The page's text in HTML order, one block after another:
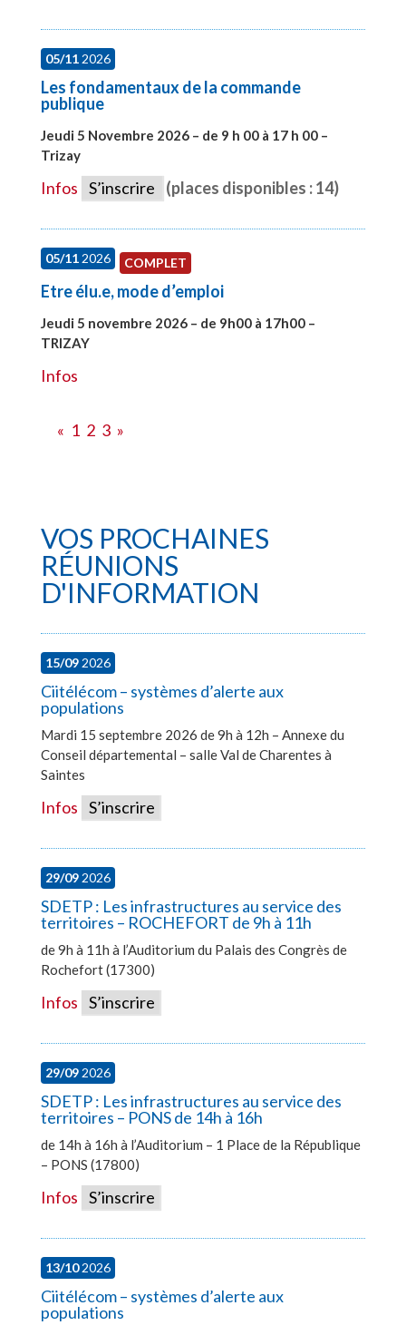
05/112026
Les fondamentaux de la commande
publique
Jeudi 5 Novembre 2026 – de 9 h 00 à 17 h 00 –
Trizay
Infos S’inscrire (places disponibles : 14)
05/112026 COMPLET
Etre élu.e, mode d’emploi
Jeudi 5 novembre 2026 – de 9h00 à 17h00 –
TRIZAY
Infos
« 1 2 3 »
VOS PROCHAINES
RÉUNIONS
D'INFORMATION
15/092026
Ciitélécom – systèmes d’alerte aux
populations
Mardi 15 septembre 2026 de 9h à 12h – Annexe du
Conseil départemental – salle Val de Charentes à
Saintes
Infos S’inscrire
29/092026
SDETP : Les infrastructures au service des
territoires – ROCHEFORT de 9h à 11h
de 9h à 11h à l’Auditorium du Palais des Congrès de
Rochefort (17300)
Infos S’inscrire
29/092026
SDETP : Les infrastructures au service des
territoires – PONS de 14h à 16h
de 14h à 16h à l’Auditorium – 1 Place de la République
– PONS (17800)
Infos S’inscrire
13/102026
Ciitélécom – systèmes d’alerte aux
populations